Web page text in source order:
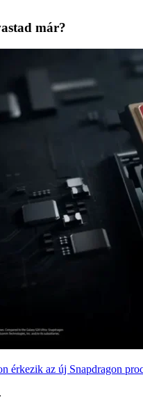
már?
érkezik az új Snapdragon